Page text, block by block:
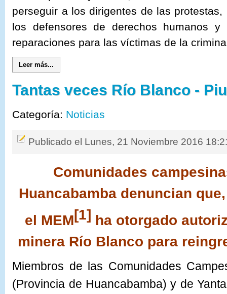
perseguir a los dirigentes de las
los defensores de derechos humanos
reparaciones para las víctimas de la
Leer más...
Tantas veces Río Blanco -
Categoría: Noticias
Publicado el Lunes, 21 Noviembre 2016
Comunidades
Huancabamba denuncian
el MEM[1] ha otorgado
minera Río Blanco para
Miembros de las Comunidades
(Provincia de Huancabamba) y de